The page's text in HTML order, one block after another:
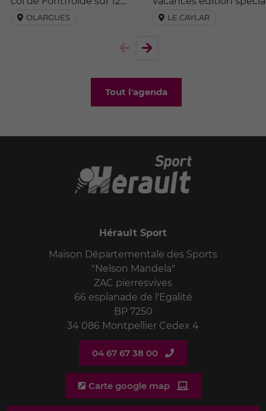
km. OLARGUES
D’HÉRAULT GÉOPARC
MONDIAL UNESCO »
« Terres d’Hérault
mondial UNESCO » fait
héraultaises, avec un
toute la famille.
Cette manifestation
République à 17h.
LE CAYLAR
ElémentElément
Tout l'agenda
Hérault Sport
Maison Départementale des Sports
"Nelson Mandela"
ZAC pierresvives
66 esplanade de l'Egalité
BP 7250
34 086 Montpellier Cedex 4
04 67 67 38 00
Carte google map